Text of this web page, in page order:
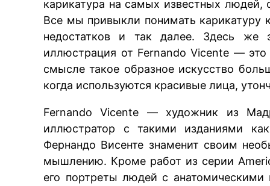
карикатура на самых известных людей,
Все мы привыкли понимать карикатуру
недостатков и так далее. Здесь же
иллюстрация от Fernando Vicente —
смысле такое образное искусство
когда используются красивые лица,
Fernando Vicente — художник из
иллюстратор с такими изданиями
Фернандо Висенте знаменит своим
мышлению. Кроме работ из серии
его портреты людей с